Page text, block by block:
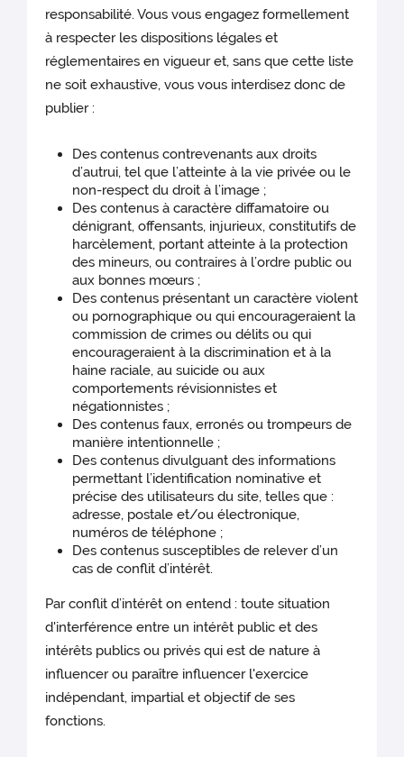
responsabilité. Vous vous engagez formellement
à respecter les dispositions légales et
réglementaires en vigueur et, sans que cette liste
ne soit exhaustive, vous vous interdisez donc de
publier :
Des contenus contrevenants aux droits
d’autrui, tel que l’atteinte à la vie privée ou le
non-respect du droit à l’image ;
Des contenus à caractère diffamatoire ou
dénigrant, offensants, injurieux, constitutifs de
harcèlement, portant atteinte à la protection
des mineurs, ou contraires à l’ordre public ou
aux bonnes mœurs ;
Des contenus présentant un caractère violent
ou pornographique ou qui encourageraient la
commission de crimes ou délits ou qui
encourageraient à la discrimination et à la
haine raciale, au suicide ou aux
comportements révisionnistes et
négationnistes ;
Des contenus faux, erronés ou trompeurs de
manière intentionnelle ;
Des contenus divulguant des informations
permettant l’identification nominative et
précise des utilisateurs du site, telles que :
adresse, postale et/ou électronique,
numéros de téléphone ;
Des contenus susceptibles de relever d’un
cas de conflit d’intérêt.
Par conflit d’intérêt on entend : toute situation
d'interférence entre un intérêt public et des
intérêts publics ou privés qui est de nature à
influencer ou paraître influencer l'exercice
indépendant, impartial et objectif de ses
fonctions.